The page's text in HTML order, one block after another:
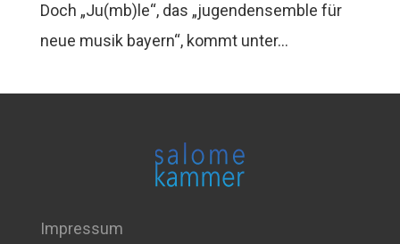
Doch „Ju(mb)le“, das „jugendensemble für
neue musik bayern“, kommt unter...
Impressum